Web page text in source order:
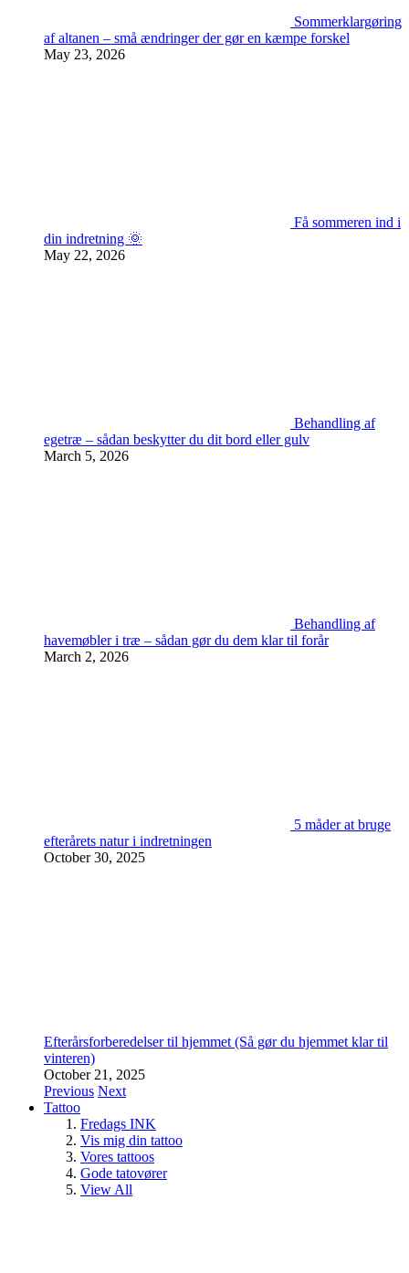
Sommerklargøring
af altanen – små ændringer der gør en kæmpe forskel
May 23, 2026
Få sommeren ind i
din indretning 🌞
May 22, 2026
Behandling af
egetræ – sådan beskytter du dit bord eller gulv
March 5, 2026
Behandling af
havemøbler i træ – sådan gør du dem klar til forår
March 2, 2026
5 måder at bruge
efterårets natur i indretningen
October 30, 2025
Efterårsforberedelser til hjemmet (Så gør du hjemmet klar til
vinteren)
October 21, 2025
Previous Next
Tattoo
Fredags INK
Vis mig din tattoo
Vores tattoos
Gode tatovører
View All